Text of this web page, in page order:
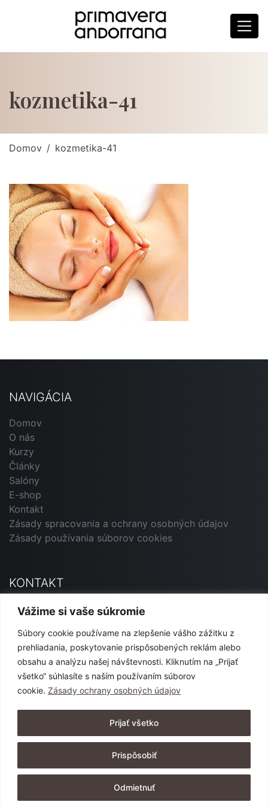
Vážime si vaše súkromie
Súbory cookie používame na zlepšenie vášho zážitku z
prehliadania, poskytovanie prispôsobených reklám alebo
obsahu a analýzu našej návštevnosti. Kliknutím na „Prijať
všetko“ súhlasíte s naším používaním súborov
cookie. Zásady ochrany osobných údajov
Prispôsobiť
Odmietnuť
Prijať všetko
kozmetika-41
Domov kozmetika-41
NAVIGÁCIA
Domov
O nás
Kurzy
Články
Salóny
E-shop
Kontakt
Zásady spracovania a ochrany osobných údajov
Zásady používania súborov cookies
KONTAKT
Primavera Andorrana SK
marketing@primavera-and.sk
0911 540 444 alebo 0904 152 365
SLEDUJTE NÁS
Copyright © 2026, Primavera Andorrana SK